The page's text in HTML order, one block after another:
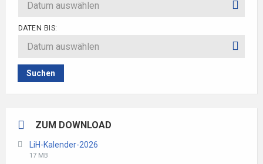
DATEN BIS:
Suchen
ZUM DOWNLOAD
LiH-Kalender-2026
File
File
17 MB